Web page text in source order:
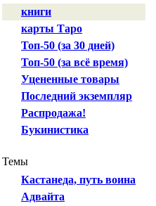
книги
карты Таро
Топ-50 (за 30 дней)
Топ-50 (за всё время)
Уцененные товары
Последний экземпляр
Распродажа!
Букинистика
Темы
Кастанеда, путь воина
Адвайта